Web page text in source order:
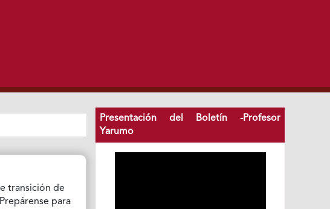
transición de
para
Presentación del Boletín -Profesor
Yarumo